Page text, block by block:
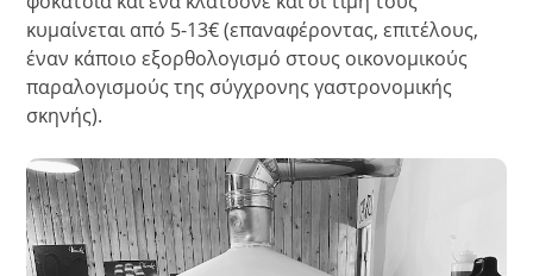
κυμαίνεται από 5-13€ (επαναφέροντας, επιτέλους,
έναν κάποιο εξορθολογισμό στους οικονομικούς
παραλογισμούς της σύγχρονης γαστρονομικής
σκηνής).